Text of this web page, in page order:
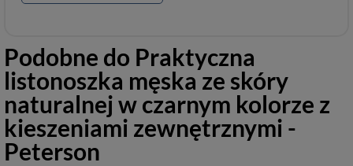
Podobne do Praktyczna
listonoszka męska ze skóry
naturalnej w czarnym kolorze z
kieszeniami zewnętrznymi -
Peterson